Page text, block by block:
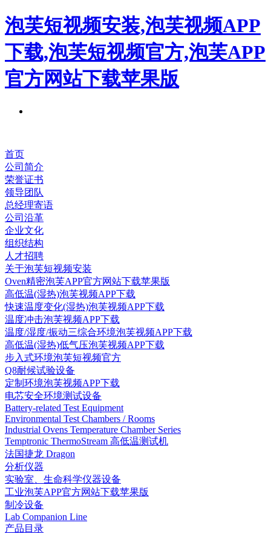
泡芙短视频安装,泡芙视频APP
下载,泡芙短视频官方,泡芙APP
官方网站下载苹果版
首页
公司简介
荣誉证书
领导团队
总经理寄语
公司沿革
企业文化
组织结构
人才招聘
关于泡芙短视频安装
Oven精密泡芙APP官方网站下载苹果版
高低温(湿热)泡芙视频APP下载
快速温度变化(湿热)泡芙视频APP下载
温度冲击泡芙视频APP下载
温度/湿度/振动三综合环境泡芙视频APP下载
高低温(湿热)低气压泡芙视频APP下载
步入式环境泡芙短视频官方
Q8耐候试验设备
定制环境泡芙视频APP下载
电芯安全环境测试设备
Battery-related Test Equipment
Environmental Test Chambers / Rooms
Industrial Ovens Temperature Chamber Series
Temptronic ThermoStream 高低温测试机
法国捷龙 Dragon
分析仪器
实验室、生命科学仪器设备
工业泡芙APP官方网站下载苹果版
制冷设备
Lab Companion Line
产品目录